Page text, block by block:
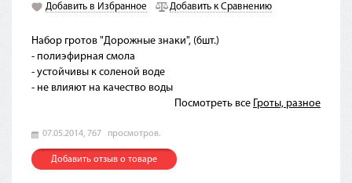
Добавить в Избранное Добавить к Сравнению
Набор гротов "Дорожные знаки", (6шт.)
- полиэфирная смола
- устойчивы к соленой воде
- не влияют на качество воды
Посмотреть все Гроты, разное
07.05.2014, 767 просмотров.
Добавить отзыв о товаре